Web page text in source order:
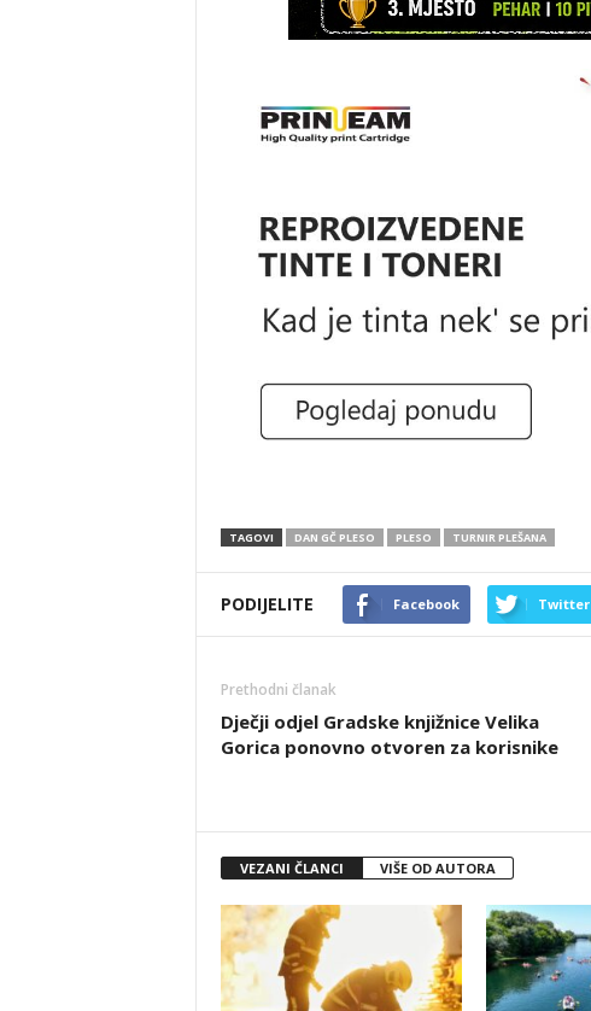
TAGOVI DAN GČ PLESO PLESO TURNIR PLEŠANA
PODIJELITE Facebook Twitter
Prethodni članak
Dječji odjel Gradske knjižnice Velika
Gorica ponovno otvoren za korisnike
VEZANI ČLANCI VIŠE OD AUTORA